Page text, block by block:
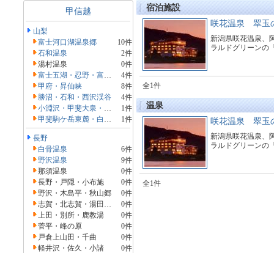
甲信越
山梨
富士河口湖温泉郷
10件
石和温泉
2件
湯村温泉
0件
富士五湖・忍野・富士吉田
4件
甲府・昇仙峡
8件
勝沼・石和・西沢渓谷
4件
小淵沢・甲斐大泉・清里
1件
甲斐駒ケ岳東麓・白州・長坂
1件
長野
白骨温泉
6件
野沢温泉
9件
那須温泉
0件
長野・戸隠・小布施
0件
野沢・木島平・秋山郷
0件
志賀・北志賀・湯田中渋
0件
上田・別所・鹿教湯
0件
菅平・峰の原
0件
戸倉上山田・千曲
0件
軽井沢・佐久・小諸
0件
宿泊施設
咲花温泉 翠玉
新潟県咲花温泉、
ラルドグリーンの
全1件
温泉
咲花温泉 翠玉
新潟県咲花温泉、
ラルドグリーンの
全1件